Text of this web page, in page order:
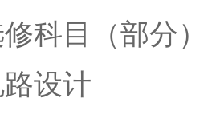
科目（部分）
设计